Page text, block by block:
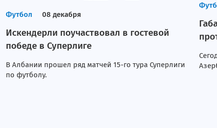
Футбол 08 декабря
Искендерли поучаствовал в гостевой
победе в Суперлиге
В Албании прошел ряд матчей 15-го тура Суперлиги
по футболу.